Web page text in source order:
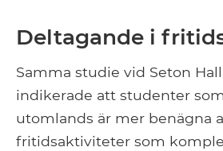
Deltagande i
Samma studie vid Seton
indikerade att studenter
utomlands är mer benägna
fritidsaktiviteter som